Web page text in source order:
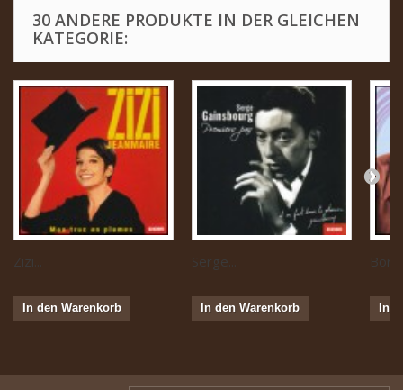
30 ANDERE PRODUKTE IN DER GLEICHEN
KATEGORIE:
Zizi...
In den Warenkorb
Serge...
In den Warenkorb In